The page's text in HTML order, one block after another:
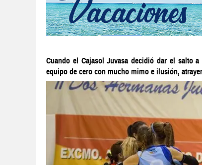
Cuando el Cajasol Juvasa decidió dar el salto
equipo de cero con mucho mimo e ilusión,